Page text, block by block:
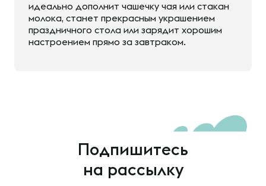
идеально дополнит чашечку чая или стакан
молока, станет прекрасным украшением
праздничного стола или зарядит хорошим
настроением прямо за завтраком.
Подпишитесь
на рассылку